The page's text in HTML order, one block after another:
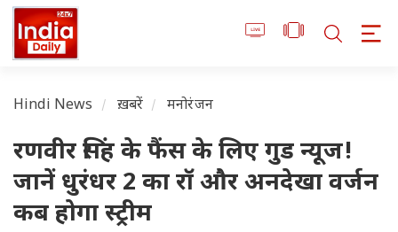
Hindi News ख़बरें मनोरंजन
रणवीर सिंह के फैंस के लिए गुड न्यूज!
जानें धुरंधर 2 का रॉ और अनदेखा वर्जन
कब होगा स्ट्रीम